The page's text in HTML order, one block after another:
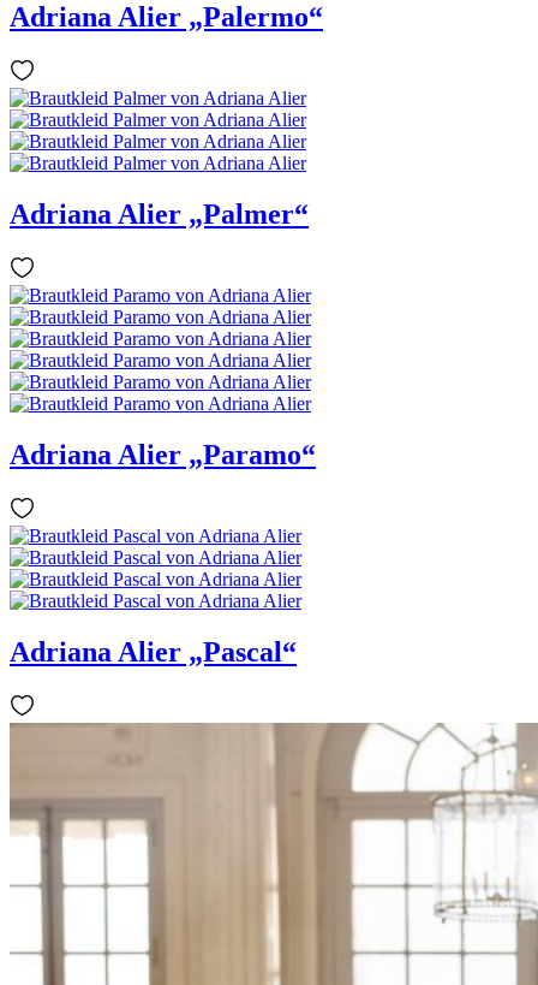
Adriana Alier „Palermo“
Adriana Alier „Palmer“
Adriana Alier „Paramo“
Adriana Alier „Pascal“